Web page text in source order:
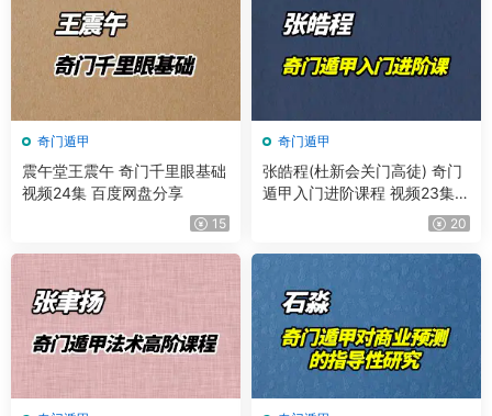
奇门遁甲
震午堂王震午 奇门千里眼基础
视频24集 百度网盘分享
15
奇门遁甲
张皓程(杜新会关门高徒) 奇门
遁甲入门进阶课程 视频23集
20